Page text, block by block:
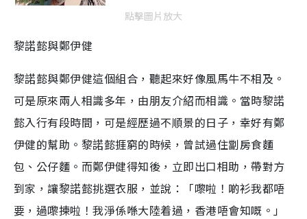
點擊圖片放大
黎諾懿與鄭伊健
黎諾懿與鄭伊健這個組合，聽起來好像風馬牛不相及。
可是原來兩人相識多年，由朋友介紹而相識。當時黎諾
懿入行有段時間，可是經歷過不順景的日子，幸好有鄭
伊健的幫助。黎諾懿捱窮的時候，曾試過住劏房食麵
包、公仔麵。而鄭伊健得知後，立即出口相助，帶對方
到家，讓黎諾懿挑選衣服，並說：「嚟啦！啲衫我都唔
要，過嚟揀啦！我淨係喺大陸着過，香港唔會知嘅。」